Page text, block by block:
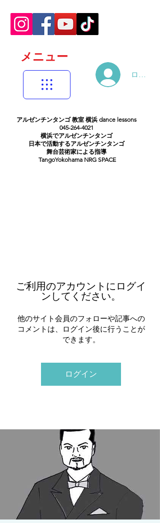
メニュー
ログイン
アルゼンチンタンゴ 教室 横浜 dance lessons
045-264-4021
横浜でアルゼンチンタンゴ
日本で活動するアルゼンチンタンゴ
舞台芸術家による指導
TangoYokohama NRG SPACE
ご利用のアカウントにログイ
ンしてください。
他のサイト会員のフォローや記事への
コメントは、ログイン後に行うことが
できます。
ログイン